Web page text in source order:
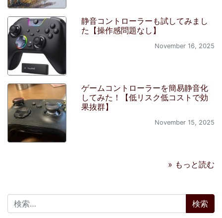
静音コントローラーも試してみまし
た【操作感問題なし】
November 16, 2025
ゲームコントローラーを簡易静音化
してみた！【低リスク低コストで効
果抜群】
November 15, 2025
» もっと読む
検索: